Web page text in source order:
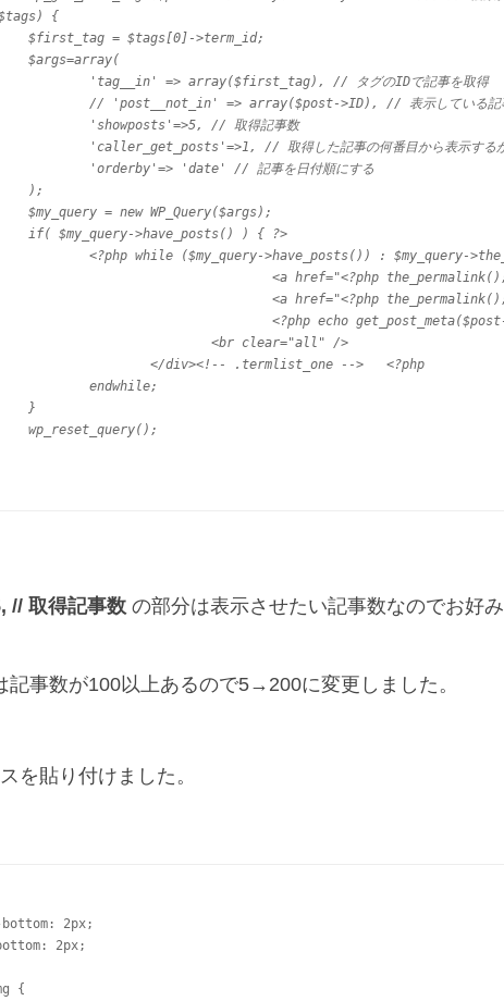
>the_post(); ?>   <div class="termlist_one">
?>"><?php the_post_thumbnail( array(100,100) ); ?></a>
the_permalink(); ?>"><?php the_title(); ?></a><br>
>ID, _aioseop_description, true); ?>
clear="all" />
-->   <?php
// 取得記事数 の部分は表示させたい記事数なのでお好み
記事数が100以上あるので5→200に変更しました。
を貼り付けました。
{